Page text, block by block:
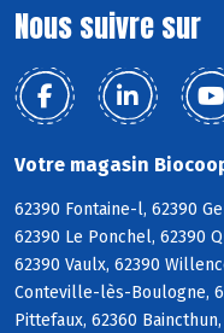
Nous suivre sur
Votre magasin
62390 Fontaine-l, 62390
62390 Le Ponchel, 62390
62390 Vaulx, 62390
Conteville-lès-Boulogne,
Pittefaux, 62360